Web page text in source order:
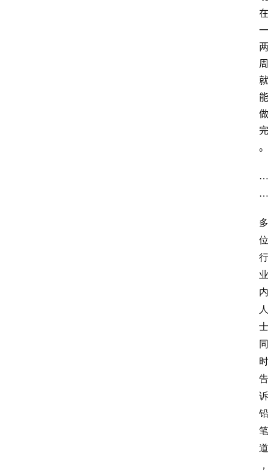
在
一
两
周
就
能
做
完
。
…
…
多
位
行
业
内
人
士
同
时
告
诉
铅
笔
道
，